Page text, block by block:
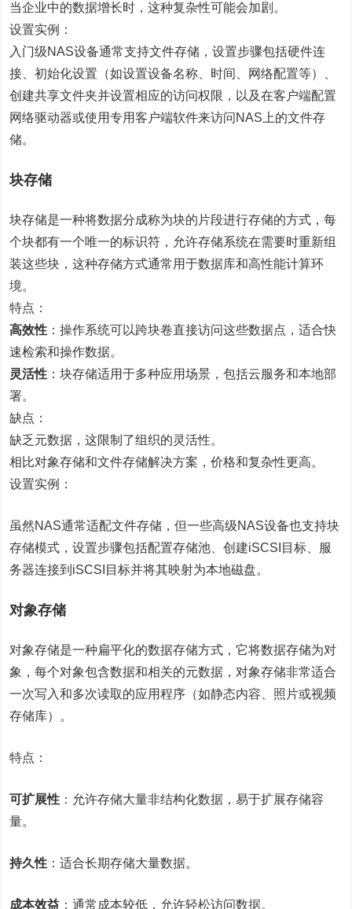
当企业中的数据增长时，这种复杂性可能会加剧。
设置实例：
入门级NAS设备通常支持文件存储，设置步骤包括硬件连
接、初始化设置（如设置设备名称、时间、网络配置等）、
创建共享文件夹并设置相应的访问权限，以及在客户端配置
网络驱动器或使用专用客户端软件来访问NAS上的文件存
储。
块存储
块存储是一种将数据分成称为块的片段进行存储的方式，每
个块都有一个唯一的标识符，允许存储系统在需要时重新组
装这些块，这种存储方式通常用于数据库和高性能计算环
境。
特点：
高效性 ：操作系统可以跨块卷直接访问这些数据点，适合快
速检索和操作数据。
灵活性 ：块存储适用于多种应用场景，包括云服务和本地部
署。
缺点：
缺乏元数据，这限制了组织的灵活性。
相比对象存储和文件存储解决方案，价格和复杂性更高。
设置实例：
虽然NAS通常适配文件存储，但一些高级NAS设备也支持块
存储模式，设置步骤包括配置存储池、创建iSCSI目标、服
务器连接到iSCSI目标并将其映射为本地磁盘。
对象存储
对象存储是一种扁平化的数据存储方式，它将数据存储为对
象，每个对象包含数据和相关的元数据，对象存储非常适合
一次写入和多次读取的应用程序（如静态内容、照片或视频
存储库）。
特点：
可扩展性 ：允许存储大量非结构化数据，易于扩展存储容
量。
持久性 ：适合长期存储大量数据。
成本效益 ：通常成本较低，允许轻松访问数据。